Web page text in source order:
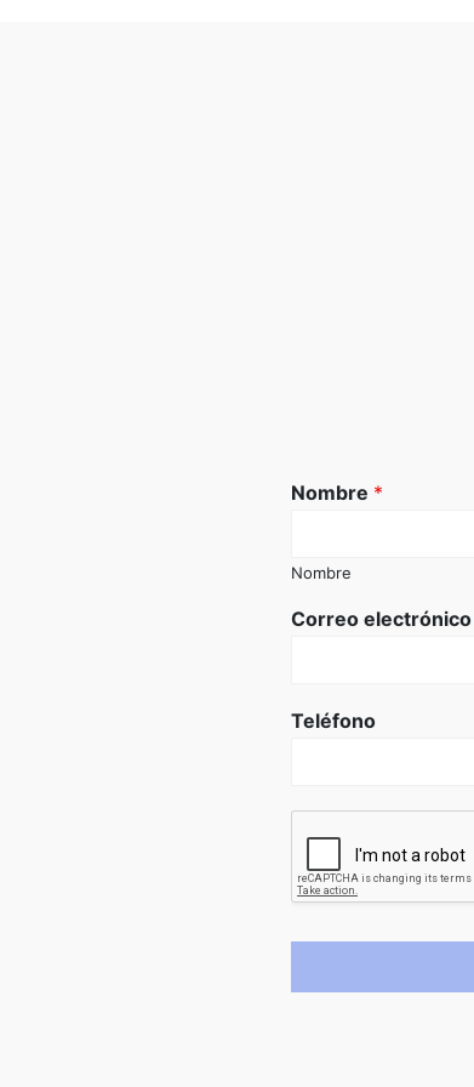
Nombre *
Nombre
Correo electrónico
Teléfono